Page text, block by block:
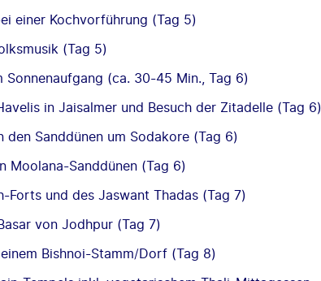
einer Kochvorführung (Tag 5)
(Tag 5)
Sonnenaufgang (ca. 30-45 Min., Tag 6)
in Jaisalmer und Besuch der Zitadelle (Tag 6)
den Sanddünen um Sodakore (Tag 6)
Moolana-Sanddünen (Tag 6)
Forts und des Jaswant Thadas (Tag 7)
von Jodhpur (Tag 7)
Bishnoi-Stamm/Dorf (Tag 8)